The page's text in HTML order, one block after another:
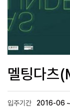
멜팅다
입주기간
2016-06